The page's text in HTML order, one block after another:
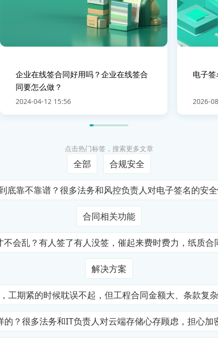
企业在线签合同好用吗？企业在线签合
同要怎么做？
2024-04-12 15:56
电子
2026-
点击热门标签，搜索更多文章
全部 合规安全
靠不靠谱？很多法务和风控负责人对电子签名的
合同相关功能
会乱？有人签了有人没签，催起来费时费力，纸质
解决方案
期紧的时候耽误不起，但工程合同金额大、条款
很多法务和IT负责人对云端存储心存顾虑，担